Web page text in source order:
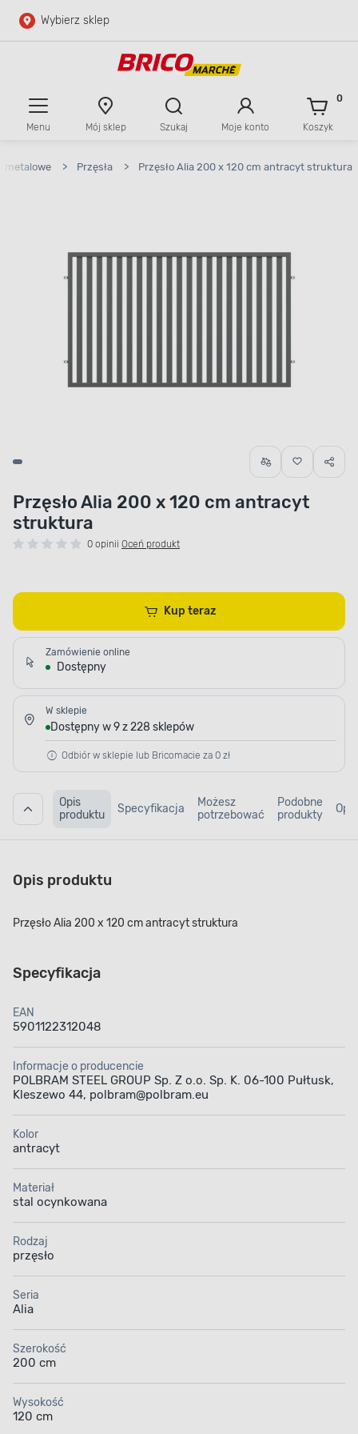
Przejdź do głównej zawartości
Wybierz sklep
Menu Mój sklep Szukaj Moje konto Koszyk
0
metalowe > Przęsła > Przęsło Alia 200 x 120 cm antracyt struktura
Przęsło Alia 200 x 120 cm antracyt
struktura
0 opinii Oceń produkt
Kup teraz
Zamówienie online
Dostępny
W sklepie
Dostępny w 9 z 228 sklepów
Odbiór w sklepie lub Bricomacie za 0 zł
Opis
produktu
Specyfikacja
Możesz
potrzebować
Podobne
produkty
Opis produktu
Przęsło Alia 200 x 120 cm antracyt struktura
Specyfikacja
EAN
5901122312048
Informacje o producencie
POLBRAM STEEL GROUP Sp. Z o.o. Sp. K. 06-100 Pułtusk,
Kleszewo 44, polbram@polbram.eu
Kolor
antracyt
Materiał
stal ocynkowana
Rodzaj
przęsło
Seria
Alia
Szerokość
200 cm
Wysokość
120 cm